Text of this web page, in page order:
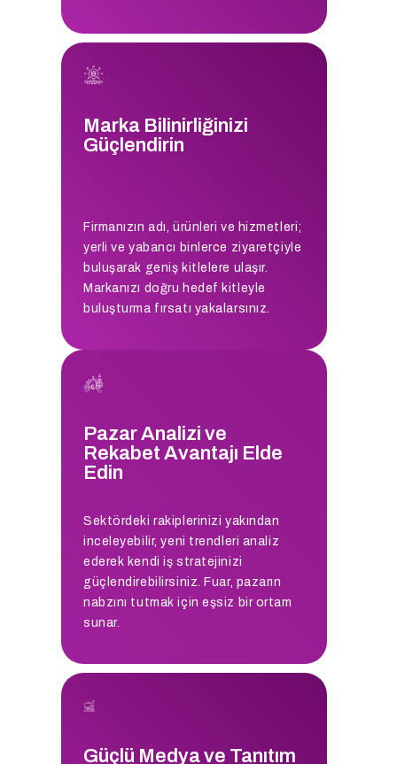
Marka Bilinirliğinizi
Güçlendirin
Firmanızın adı, ürünleri ve hizmetleri;
yerli ve yabancı binlerce ziyaretçiyle
buluşarak geniş kitlelere ulaşır.
Markanızı doğru hedef kitleyle
buluşturma fırsatı yakalarsınız.
Pazar Analizi ve
Rekabet Avantajı Elde
Edin
Sektördeki rakiplerinizi yakından
inceleyebilir, yeni trendleri analiz
ederek kendi iş stratejinizi
güçlendirebilirsiniz. Fuar, pazarın
nabzını tutmak için eşsiz bir ortam
sunar.
Güçlü Medya ve Tanıtım